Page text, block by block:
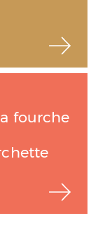
fourche